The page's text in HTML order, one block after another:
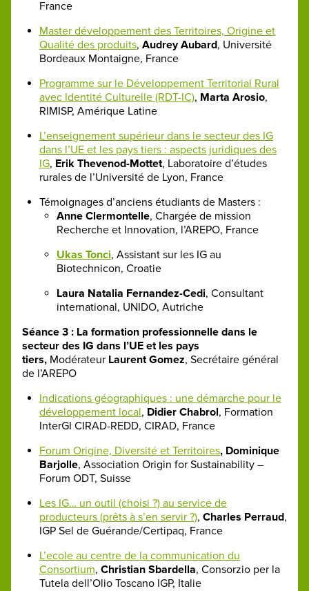
France
Master développement des Territoires, Origine et
Qualité des produits, Audrey Aubard, Université
Bordeaux Montaigne, France
Programme sur le Développement Territorial Rural
avec Identité Culturelle (RDT-IC), Marta Arosio,
RIMISP, Amérique Latine
L’enseignement supérieur dans le secteur des IG
dans l’UE et les pays tiers : aspects juridiques des
IG, Erik Thevenod-Mottet, Laboratoire d’études
rurales de l’Université de Lyon, France
Témoignages d’anciens étudiants de Masters :
Anne Clermontelle, Chargée de mission
Recherche et Innovation, l’AREPO, France
Ukas Tonci, Assistant sur les IG au
Biotechnicon, Croatie
Laura Natalia Fernandez-Cedi, Consultant
international, UNIDO, Autriche
Séance 3 : La formation professionnelle dans le
secteur des IG dans l’UE et les pays
tiers, Modérateur Laurent Gomez, Secrétaire général
de l’AREPO
Indications géographiques : une démarche pour le
développement local, Didier Chabrol, Formation
InterGI CIRAD-REDD, CIRAD, France
Forum Origine, Diversité et Territoires, Dominique
Barjolle, Association Origin for Sustainability –
Forum ODT, Suisse
Les IG… un outil (choisi ?) au service de
producteurs (prêts à s’en servir ?), Charles Perraud,
IGP Sel de Guérande/Certipaq, France
L’ecole au centre de la communication du
Consortium, Christian Sbardella, Consorzio per la
Tutela dell’Olio Toscano IGP, Italie